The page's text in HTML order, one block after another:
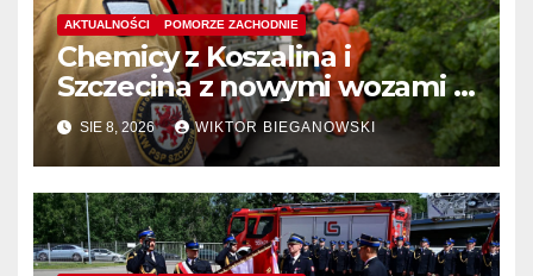
AKTUALNOŚCI POMORZE ZACHODNIE
Chemicy z Koszalina i
Szczecina z nowymi wozami –
wyłoniono wykonawcę
SIE 8, 2026 WIKTOR BIEGANOWSKI